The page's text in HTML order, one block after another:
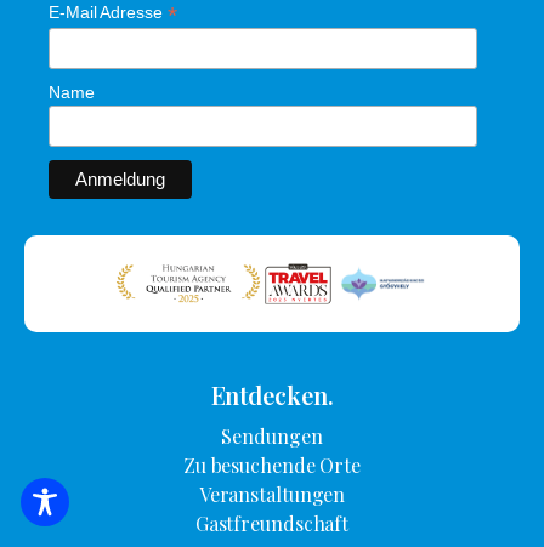
SUCHE NACH UNTERKUNFT
E-Mail Adresse *
Name
Entdecken.
Sendungen
Zu besuchende Orte
Veranstaltungen
Gastfreundschaft